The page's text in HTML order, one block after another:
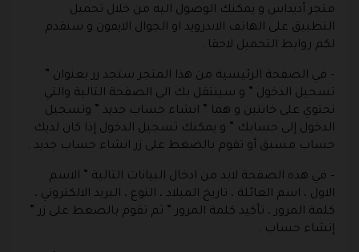
متجر أديداس و يمكنك الوصول اليه من خلال تحميل
التطبيق على الهاتف الاندرويد او الجوال الايفون و سنقدم
لكم روابط التحميل لاحقا .
– في الصفحة الرئيسية من هذا المتجر ستجد زر بعنوان ”
تسجيل الدخول ” و سينتقل بك الى الصفحة التالية والتي
تحتوي على خانتين و هما ” انشاء حساب جديد ” وتسجيل
الدخول إلى حسابك ” و يمكنك تسجيل الدخول إذا كان لديك
حساب مسبق أو تقوم بالضغط على زر انشاء حساب جديد .
– في هذه الصفحة لابد من ادخال البيانات التالية ” الاسم
الاول ، اسم العائلة ، تاريخ الميلاد ، النوع ، البريد الالكتروني ،
كلمة المرور ، تأكيد كلمة المرور ” ثم تقوم بالضغط على زر ”
إنشاء حساب .